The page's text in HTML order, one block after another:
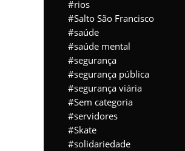
rios
Salto São Francisco
saúde
saúde mental
segurança
segurança pública
segurança viária
Sem categoria
servidores
Skate
solidariedade